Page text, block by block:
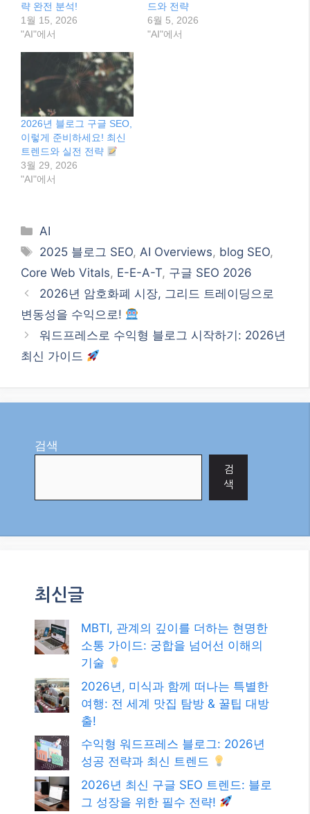
략 완전 분석!
1월 15, 2026
"AI"에서
드와 전략
6월 5, 2026
"AI"에서
2026년 블로그 구글 SEO,
이렇게 준비하세요! 최신
트렌드와 실전 전략
3월 29, 2026
"AI"에서
Categories
AI
Tags
2025 블로그 SEO,AI Overviews, blog SEO,
Core Web Vitals, E-E-A-T, 구글 SEO 2026
2026년 암호화폐 시장, 그리드 트레이딩으로
변동성을 수익으로!
워드프레스로 수익형 블로그 시작하기: 2026년
최신 가이드
검색
검
색
최신글
MBTI, 관계의 깊이를 더하는 현명한
소통 가이드: 궁합을 넘어선 이해의
기술
2026년, 미식과 함께 떠나는 특별한
여행: 전 세계 맛집 탐방 & 꿀팁 대방
출!
수익형 워드프레스 블로그: 2026년
성공 전략과 최신 트렌드
2026년 최신 구글 SEO 트렌드: 블로
그 성장을 위한 필수 전략!